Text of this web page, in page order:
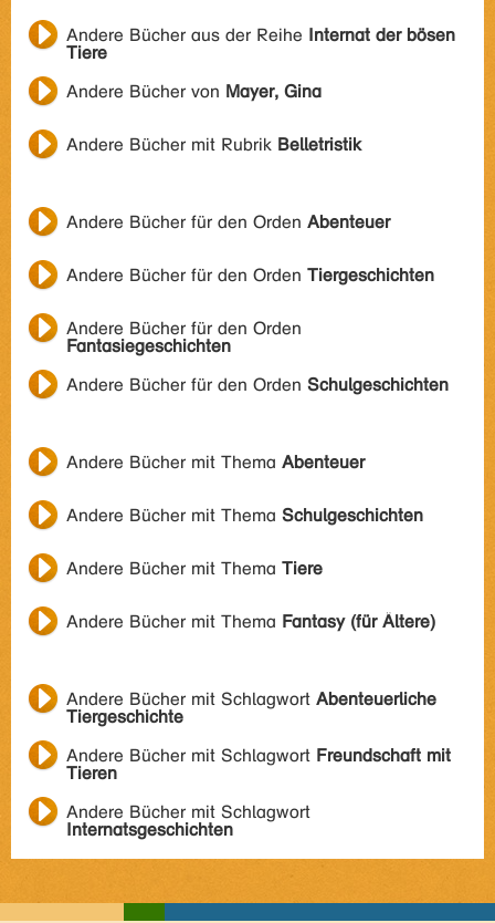
Andere Bücher aus der Reihe Internat der bösen
Tiere
Andere Bücher von Mayer, Gina
Andere Bücher mit Rubrik Belletristik
Andere Bücher für den Orden Abenteuer
Andere Bücher für den Orden Tiergeschichten
Andere Bücher für den Orden
Fantasiegeschichten
Andere Bücher für den Orden Schulgeschichten
Andere Bücher mit Thema Abenteuer
Andere Bücher mit Thema Schulgeschichten
Andere Bücher mit Thema Tiere
Andere Bücher mit Thema Fantasy (für Ältere)
Andere Bücher mit Schlagwort Abenteuerliche
Tiergeschichte
Andere Bücher mit Schlagwort Freundschaft mit
Tieren
Andere Bücher mit Schlagwort
Internatsgeschichten